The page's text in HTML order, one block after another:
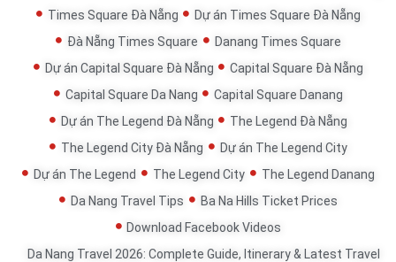
Times Square Đà Nẵng
Dự án Times Square Đà Nẵng
Đà Nẵng Times Square
Danang Times Square
Dự án Capital Square Đà Nẵng
Capital Square Đà Nẵng
Capital Square Da Nang
Capital Square Danang
Dự án The Legend Đà Nẵng
The Legend Đà Nẵng
The Legend City Đà Nẵng
Dự án The Legend City
Dự án The Legend
The Legend City
The Legend Danang
Da Nang Travel Tips
Ba Na Hills Ticket Prices
Download Facebook Videos
Da Nang Travel 2026: Complete Guide, Itinerary & Latest Travel